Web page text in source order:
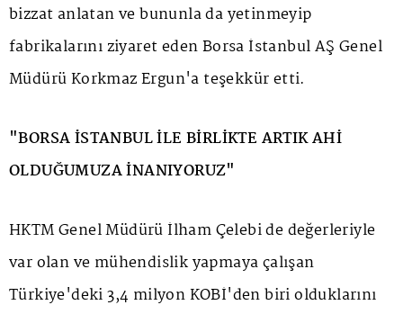
bizzat anlatan ve bununla da yetinmeyip
fabrikalarını ziyaret eden Borsa İstanbul AŞ Genel
Müdürü Korkmaz Ergun'a teşekkür etti.
"BORSA İSTANBUL İLE BİRLİKTE ARTIK AHİ
OLDUĞUMUZA İNANIYORUZ"
HKTM Genel Müdürü İlham Çelebi de değerleriyle
var olan ve mühendislik yapmaya çalışan
Türkiye'deki 3,4 milyon KOBİ'den biri olduklarını